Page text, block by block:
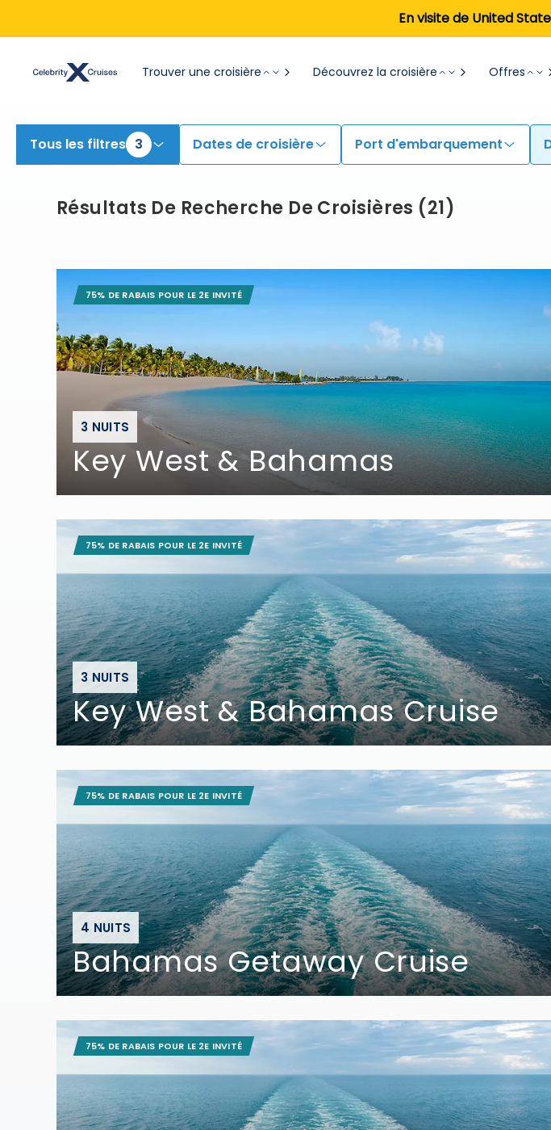
En visite de United
Trouver une croisière Découvrez la croisière Offres
Tous les filtres 3 Dates de croisière Port d'embarquement
Résultats De Recherche De Croisières (21)
3 NUITS
Key West & Bahamas
75% DE RABAIS POUR LE 2E INVITÉ
3 NUITS
Key West & Bahamas Cruise
75% DE RABAIS POUR LE 2E INVITÉ
4 NUITS
Bahamas Getaway Cruise
75% DE RABAIS POUR LE 2E INVITÉ
75% DE RABAIS POUR LE 2E INVITÉ